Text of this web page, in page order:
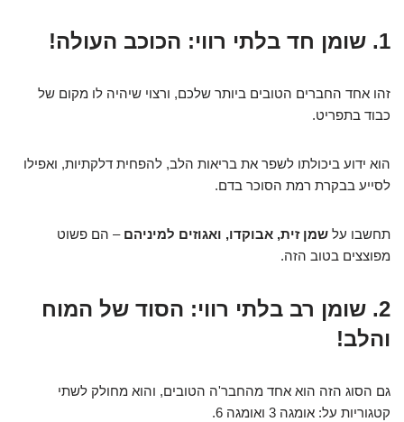
1. שומן חד בלתי רווי: הכוכב העולה!
זהו אחד החברים הטובים ביותר שלכם, ורצוי שיהיה לו מקום של
כבוד בתפריט.
הוא ידוע ביכולתו לשפר את בריאות הלב, להפחית דלקתיות, ואפילו
לסייע בבקרת רמת הסוכר בדם.
תחשבו על שמן זית, אבוקדו, ואגוזים למיניהם – הם פשוט
מפוצצים בטוב הזה.
2. שומן רב בלתי רווי: הסוד של המוח
והלב!
גם הסוג הזה הוא אחד מהחבר'ה הטובים, והוא מחולק לשתי
קטגוריות על: אומגה 3 ואומגה 6.